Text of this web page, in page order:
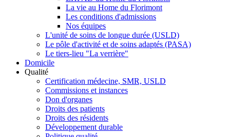
La vie au Home du Florimont
Les conditions d'admissions
Nos équipes
L'unité de soins de longue durée (USLD)
Le pôle d'activité et de soins adaptés (PASA)
Le tiers-lieu "La verrière"
Domicile
Qualité
Certification médecine, SMR, USLD
Commissions et instances
Don d'organes
Droits des patients
Droits des résidents
Développement durable